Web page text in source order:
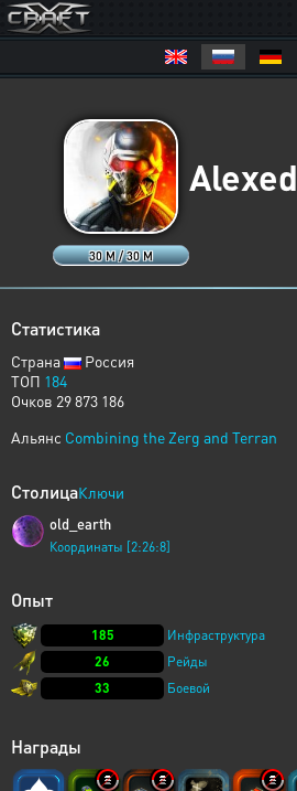
30 M / 30 M
Alexed
Статистика
Страна
Россия
ТОП 184
Очков 29 873 186
Альянс Combining the Zerg and Terran
СтолицаКлючи
old_earth
Координаты [2:26:8]
Опыт
185
Инфраструктура
26
Рейды
33
Боевой
Награды